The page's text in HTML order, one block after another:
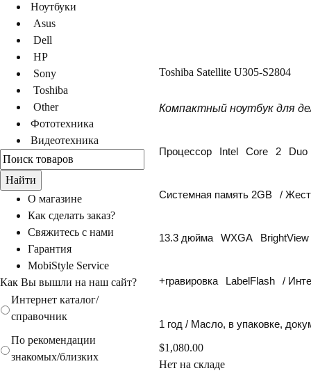
Ноутбуки
Asus
Dell
HP
Sony
Toshiba
Other
Фототехника
идеотехника
О магазине
Как сделать заказ?
Свяжитесь с нами
Гарантия
MobiStyle Service
Как Вы вышли на наш сайт?
Интернет каталог/
справочник
По рекомендации
знакомых/близких
Toshiba Satellite U305-S2804
Компактный ноутбук для
Процессор Intel Core 2 Duo
Системная память 2GB /
13.3 дюйма WXGA BrightView
+гравировка LabelFlash /
1 год / Масло, в упаковке,
$1,080.00
Нет на складе